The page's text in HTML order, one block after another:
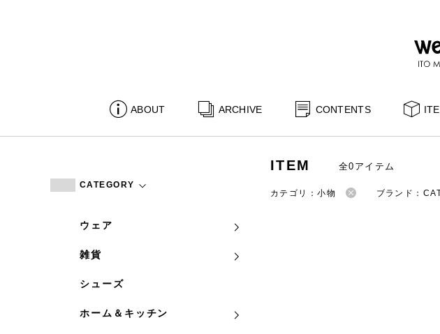
ABOUT ARCHIVE CONTENTS
CATEGORY
ウェア
雑貨
シューズ
ホーム＆キッチン
ITEM 全0アイテム
カテゴリ：小物 ブランド：